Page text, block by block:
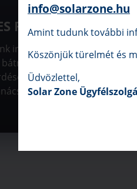
FELMÉRÉS
ingyenesen felméri
kérdezhetsz
választ ad és
lát el.
A
info@solarzone.hu
Amint tudunk további
Köszönjük türelmét és
Üdvözlettel,
Solar Zone